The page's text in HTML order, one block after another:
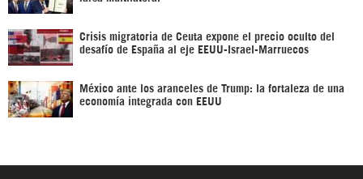
Crisis migratoria de Ceuta expone el precio oculto del
desafío de España al eje EEUU-Israel-Marruecos
México ante los aranceles de Trump: la fortaleza de una
economía integrada con EEUU